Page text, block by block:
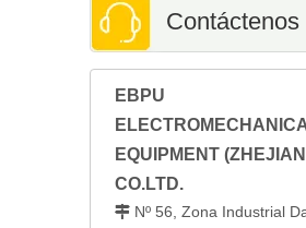
Contáctenos
EBPU
EQUIPMENT
CO.LTD.
 Nº 56, Zona Industrial